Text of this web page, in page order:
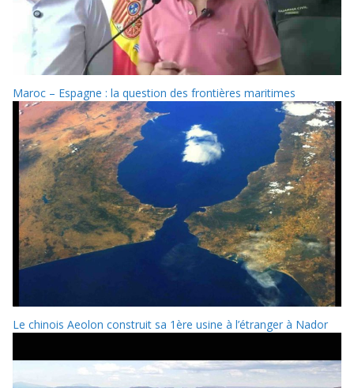
Maroc – Espagne : la question des frontières maritimes
Le chinois Aeolon construit sa 1ère usine à l’étranger à Nador